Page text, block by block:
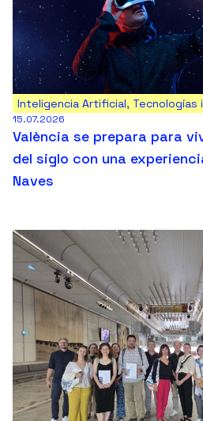
Inteligencia Artificial, Tecnologías
15.07.2026
València se prepara para
del siglo con una
Naves